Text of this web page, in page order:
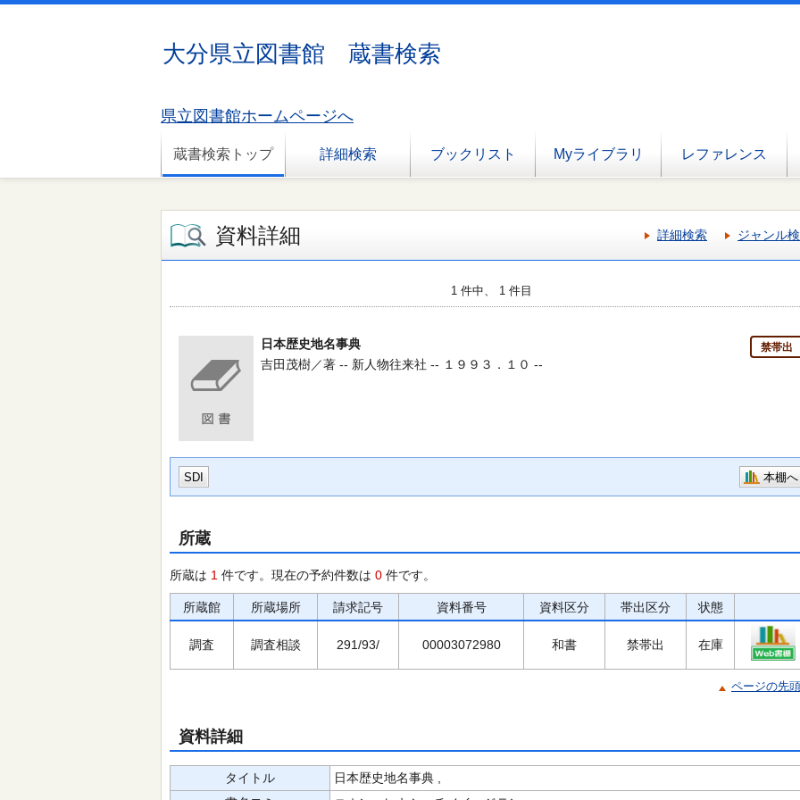
大分県立図書館 蔵書検索
県立図書館ホームページへ
蔵書検索トップ 詳細検索 ブックリスト Myライブラリ レファレンス
資料詳細 詳細検索 ジャンル
1 件中、 1 件目
日本歴史地名事典 禁帯出
吉田茂樹／著 -- 新人物往来社 -- １９９３．１０ --
SDI 本棚へ
所蔵
所蔵は 1 件です。現在の予約件数は 0 件です。
所蔵館 所蔵場所 請求記号 資料番号 資料区分 帯出区分 状態
調査 調査相談 291/93/ 00003072980 和書 禁帯出 在庫
ページの先
資料詳細
タイトル
日本歴史地名事典 ,